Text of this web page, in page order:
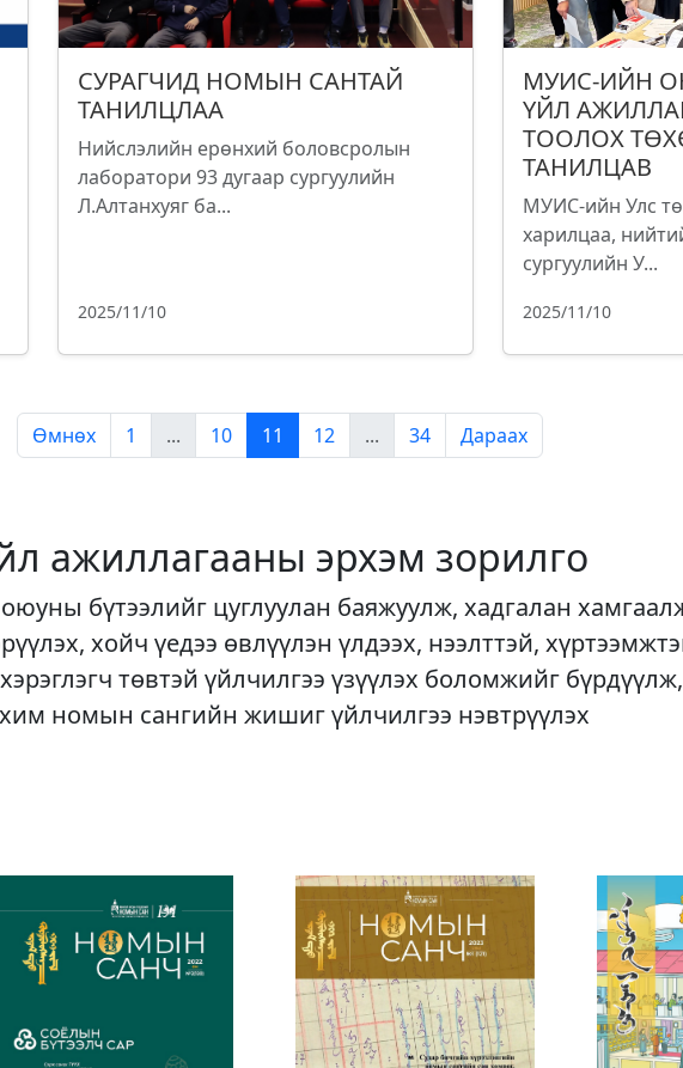
СУРАГЧИД НОМЫН САНТАЙ
ТАНИЛЦЛАА
Нийслэлийн ерөнхий боловсролын
лаборатори 93 дугаар сургуулийн
Л.Алтанхуяг ба...
2025/11/10
МУИС-ИЙН
ҮЙЛ
ТООЛОХ
ТАНИЛЦАВ
МУИС-ийн Улс
харилцаа,
сургуулийн У...
2025/11/10
Өмнөх 1 ... 10 11 12 ... 34 Дараах
ажиллагааны эрхэм зорилго
бүтээлийг цуглуулан баяжуулж, хадгалан
хойч үедээ өвлүүлэн үлдээх, нээлттэй,
төвтэй үйлчилгээ үзүүлэх боломжийг бүрдүүлж,
номын сангийн жишиг үйлчилгээ нэвтрүүлэх